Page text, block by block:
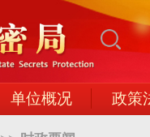
单位概况 政策